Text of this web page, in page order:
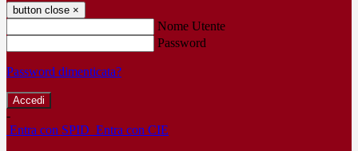
button close ×
Nome Utente
Password
Password dimenticata?
-
Entra con SPID Entra con CIE